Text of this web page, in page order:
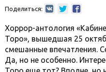
Поделиться:
Хоррор-антология
Торо», вышедшая 25
смешанные впечатления.
Да, но не особенно.